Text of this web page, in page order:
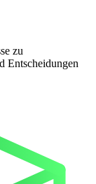
zu
Entscheidungen